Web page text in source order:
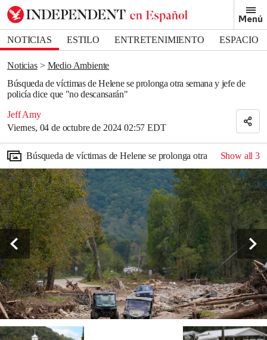
Menú
NOTICIAS ESTILO ENTRETENIMIENTO
ESPACIO
DEPORTES
Noticias
Medio Ambiente
Búsqueda de víctimas de Helene se prolonga otra semana y jefe de
policía dice que "no descansarán"
Jeff Amy
Viernes, 04 de octubre de 2024 02:57 EDT
Bookmark popover
Removed from bookmarks
Close popover
Búsqueda de víctimas de Helene se prolonga otra semana y jefe
Show all3